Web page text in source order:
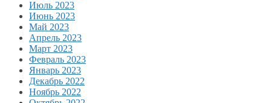
Июль 2023
Июнь 2023
Май 2023
Апрель 2023
Март 2023
Февраль 2023
Январь 2023
Декабрь 2022
Ноябрь 2022